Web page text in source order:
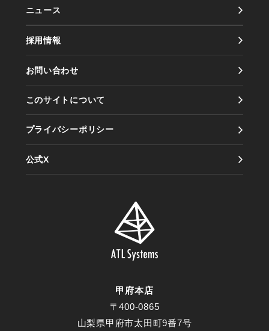
会社概要
会社沿革
アクセス
情報セキュリティ方針
事業内容
実績紹介
製品紹介
ニュース
採用情報
お問い合わせ
このサイトについて
プライバシーポリシー
公式X
甲府本店
〒400-0865
山梨県甲府市太田町9番7号